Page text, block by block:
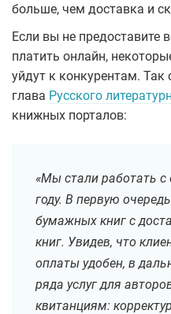
больше, чем доставка и
Если вы не предоставите
платить онлайн,
уйдут к конкурентам. Так
глава Русского
книжных порталов:
«Мы стали работать с
году. В первую
бумажных книг с
книг. Увидев, что
оплаты удобен, в
ряда услуг для
квитанциям: